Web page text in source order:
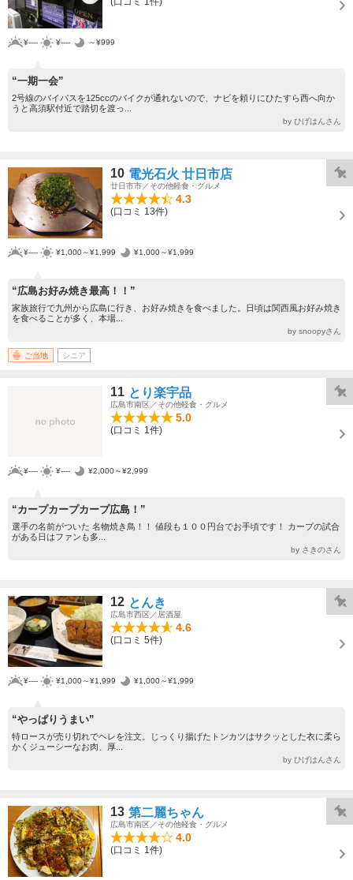
¥---- ¥---- ～¥999
“一期一会”
2号線のバイパスを125ccのバイクが通れないので、ナビを頼りにひたすら西へ向か
うと高須駅付近で踏切を渡っ...
by ひげはんさん
10 電光石火 廿日市店
廿日市市／その他軽食・グルメ
4.3
(口コミ 13件)
¥---- ¥1,000～¥1,999 ¥1,000～¥1,999
“広島お好み焼き最高！！”
家族旅行で九州から広島に行き、お好み焼きを食べました。日頃は関西風お好み焼き
を食べることが多く、本場...
by snoopyさん
ご当地 シニア
11 とり楽宇品
広島市南区／その他軽食・グルメ
5.0
(口コミ 1件)
¥---- ¥---- ¥2,000～¥2,999
“カープカープカープ広島！”
選手の名前がついた 名物焼き鳥！！ 値段も１００円台でお手頃です！ カープの試合
がある日はファンも多...
by さきのさん
12 とんき
広島市西区／居酒屋
4.6
(口コミ 5件)
¥---- ¥1,000～¥1,999 ¥1,000～¥1,999
“やっぱりうまい”
特ロースが売り切れでヘレを注文。じっくり揚げたトンカツはサクッとした衣に柔ら
かくジューシーなお肉、厚...
by ひげはんさん
13 第二麗ちゃん
広島市南区／その他軽食・グルメ
4.0
(口コミ 1件)